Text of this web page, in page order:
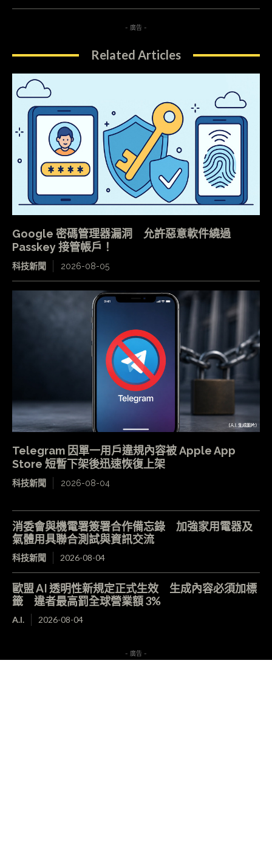
- 廣告 -
Related Articles
Google 密碼管理器漏洞 允許惡意軟件繞過
Passkey 接管帳戶！
科技新聞 2026-08-05
Telegram 因單一用戶違規內容被 Apple App
Store 短暫下架後迅速恢復上架
科技新聞 2026-08-04
消委會與機電署簽署合作備忘錄 加強家用電器及
氣體用具聯合測試與資訊交流
科技新聞 2026-08-04
歐盟 AI 透明性新規定正式生效 生成內容必須加標
籤 違者最高罰全球營業額 3%
A.I. 2026-08-04
- 廣告 -